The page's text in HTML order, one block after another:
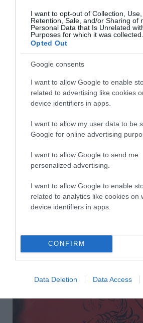
I want to opt-out of Collection, Use,
Retention, Sale, and/or Sharing of
Personal Data that Is Unrelated
Purposes for which it was collected.
Opted Out
Google consents
I want to allow Google to enable
related to advertising like cookies
device identifiers in apps.
I want to allow my user data to be
Google for online advertising
I want to allow Google to send me
personalized advertising.
I want to allow Google to enable
related to analytics like cookies on
device identifiers in apps.
CONFIRM
Data Deletion Data Access
Σε παρατήρηση μου για το πόσο
διαδεδομένες είναι μορφές του έτσι
στα θραύσματα του ελληνικού
Γιώργος Σταθόπουλος μου είπε
“Κάποτε ένας γνωστός δικηγόρος,
τέχνη, σχολιάζοντας το πόσο
μου κατέληξε: όπως κάθε σπίτι στην
εικόνα της Παναγιάς, έτσι έχει κι